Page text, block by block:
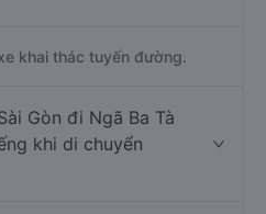
khai thác tuyến đường.
Gòn đi Ngã Ba Tà
khi di chuyển